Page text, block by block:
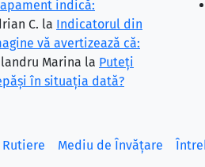
indică:
C. la Indicatorul din
vă avertizează că:
Marina la Puteţi
în situaţia dată?
Mediu de Învățare